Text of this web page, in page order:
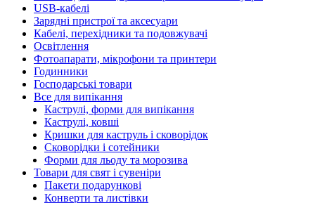
USB-кабелі
Зарядні пристрої та аксесуари
Кабелі, перехідники та подовжувачі
Освітлення
Фотоапарати, мікрофони та принтери
Годинники
Господарські товари
Все для випікання
Каструлі, форми для випікання
Каструлі, ковші
Кришки для каструль і сковорідок
Сковорідки і сотейники
Форми для льоду та морозива
Товари для свят і сувеніри
Пакети подарункові
Конверти та листівки